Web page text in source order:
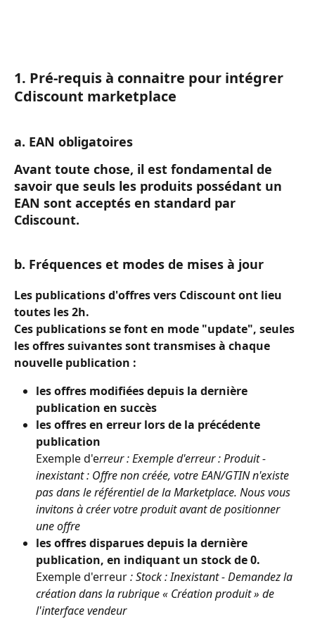
1. Pré-requis à connaitre pour intégrer
Cdiscount marketplace
a. EAN obligatoires
Avant toute chose, il est fondamental de
savoir que seuls les produits possédant un
EAN sont acceptés en standard par
Cdiscount.
b. Fréquences et modes de mises à jour
Les publications d'offres vers Cdiscount ont lieu
toutes les 2h.
Ces publications se font en mode "update", seules
les offres suivantes sont transmises à chaque
nouvelle publication :
les offres modifiées depuis la dernière
publication en succès
les offres en erreur lors de la précédente
publication
Exemple d'erreur : Exemple d'erreur : Produit -
inexistant : Offre non créée, votre EAN/GTIN n'existe
pas dans le référentiel de la Marketplace. Nous vous
invitons à créer votre produit avant de positionner
une offre
les offres disparues depuis la dernière
publication, en indiquant un stock de 0.
Exemple d'erreur : Stock : Inexistant - Demandez la
création dans la rubrique « Création produit » de
l'interface vendeur